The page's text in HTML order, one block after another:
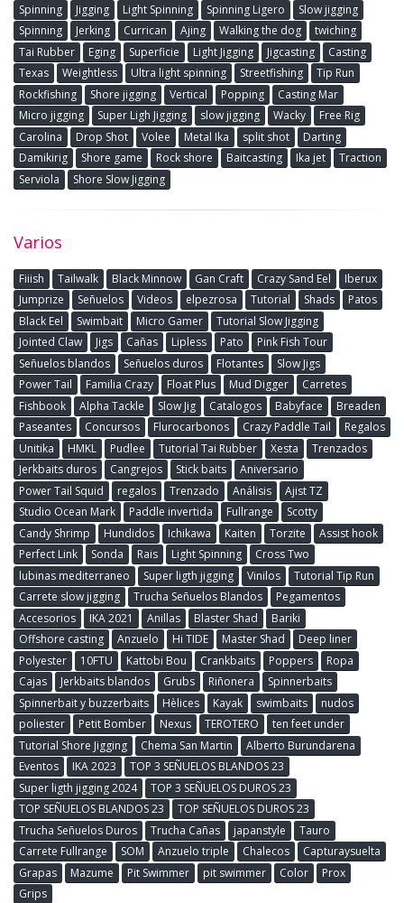
Spinning Jigging Light Spinning Spinning Ligero
Slow jigging
Spinning
Jerking Currican Ajing Walking the dog
twiching
Tai Rubber
Eging Superficie Light Jigging Jigcasting
Casting
Texas
Weightless Ultra light spinning Streetfishing
Tip Run
Rockfishing
Shore jigging Vertical Popping
Casting Mar
Micro jigging
Super Ligh Jigging slow jigging Wacky
Free Rig
Carolina
Drop Shot Volee Metal Ika split shot
Darting
Damikirig
Shore game Rock shore Baitcasting Ika jet
Traction
Serviola
Shore Slow Jigging
Varios
Fiiish Tailwalk Black Minnow Gan Craft Crazy Sand Eel
Iberux
Jumprize
Señuelos Videos elpezrosa Tutorial Shads
Patos
Black Eel
Swimbait Micro Gamer
Tutorial Slow Jigging
Jointed Claw
Jigs Cañas Lipless Pato
Pink Fish Tour
Señuelos blandos
Señuelos duros Flotantes
Slow Jigs
Power Tail
Familia Crazy Float Plus Mud Digger
Carretes
Fishbook
Alpha Tackle Slow Jig Catalogos Babyface
Breaden
Paseantes
Concursos Flurocarbonos Crazy Paddle Tail
Regalos
Unitika
HMKL Pudlee Tutorial Tai Rubber Xesta
Trenzados
Jerkbaits duros
Cangrejos Stick baits
Aniversario
Power Tail Squid
regalos Trenzado Análisis
Ajist TZ
Studio Ocean Mark
Paddle invertida Fullrange
Scotty
Candy Shrimp
Hundidos Ichikawa Kaiten Torzite
Assist hook
Perfect Link
Sonda Rais Light Spinning
Cross Two
lubinas mediterraneo
Super ligth jigging Vinilos
Tutorial Tip Run
Carrete slow jigging
Trucha Señuelos Blandos
Pegamentos
Accesorios
IKA 2021 Anillas Blaster Shad
Bariki
Offshore casting
Anzuelo Hi TIDE Master Shad
Deep liner
Polyester
10FTU Kattobi Bou Crankbaits Poppers
Ropa
Cajas
Jerkbaits blandos Grubs Riñonera
Spinnerbaits
Spinnerbait y buzzerbaits
Hèlices Kayak swimbaits
nudos
poliester
Petit Bomber Nexus TEROTERO
ten feet under
Tutorial Shore Jigging
Chema San Martin
Alberto Burundarena
Eventos
IKA 2023
TOP 3 SEÑUELOS BLANDOS 23
Super ligth jigging 2024
TOP 3 SEÑUELOS DUROS 23
TOP SEÑUELOS BLANDOS 23
TOP SEÑUELOS DUROS 23
Trucha Señuelos Duros
Trucha Cañas japanstyle
Tauro
Carrete Fullrange
SOM Anzuelo triple Chalecos
Capturaysuelta
Grapas
Mazume Pit Swimmer pit swimmer Color
Prox
Grips